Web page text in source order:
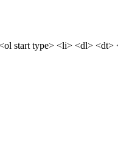
start type> <li> <dl> <dt>